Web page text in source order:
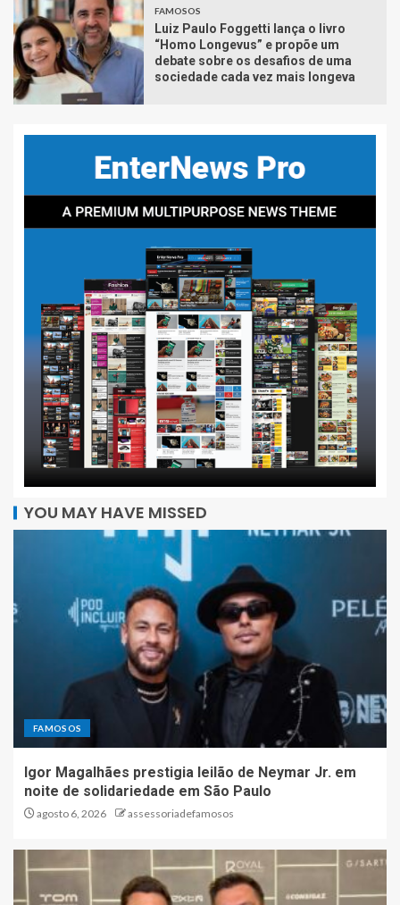
FAMOSOS
Luiz Paulo Foggetti lança o livro
“Homo Longevus” e propõe um
debate sobre os desafios de uma
sociedade cada vez mais longeva
YOU MAY HAVE MISSED
FAMOSOS
Igor Magalhães prestigia leilão de Neymar Jr. em
noite de solidariedade em São Paulo
agosto 6, 2026 assessoriadefamosos